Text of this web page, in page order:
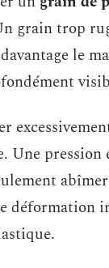
grain trop
le
Une pression
déformation